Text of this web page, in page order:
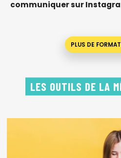
communiquer sur
PLUS DE
LES OUTILS DE LA